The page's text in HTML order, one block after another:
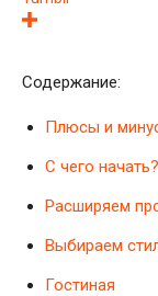
Содержание:
Плюсы и
С чего начать?
Расширяем
Выбираем
Гостиная